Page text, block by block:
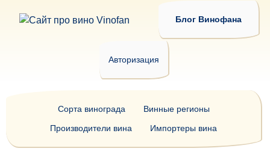
Блог Винофана
Авторизация
Сорта винограда
Винные регионы
Производители вина
Импортеры вина